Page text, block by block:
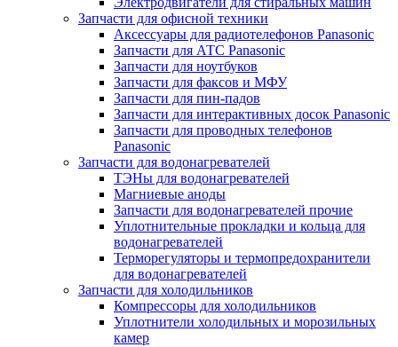
Запчасти для офисной техники
Аксессуары для радиотелефонов Panasonic
Запчасти для АТС Panasonic
Запчасти для ноутбуков
Запчасти для факсов и МФУ
Запчасти для пин-падов
Запчасти для интерактивных досок Panasonic
Запчасти для проводных телефонов
Panasonic
Запчасти для водонагревателей
ТЭНы для водонагревателей
Магниевые аноды
Запчасти для водонагревателей прочие
Уплотнительные прокладки и кольца для
водонагревателей
Терморегуляторы и термопредохранители
для водонагревателей
Запчасти для холодильников
Компрессоры для холодильников
Уплотнители холодильных и морозильных
камер